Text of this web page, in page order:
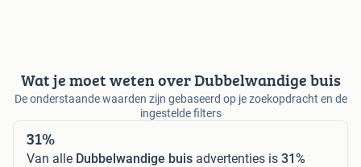
Wat je moet weten over Dubbelwandige buis
De onderstaande waarden zijn gebaseerd op je zoekopdracht en de
ingestelde filters
31%
Van alle Dubbelwandige buis advertenties is 31%